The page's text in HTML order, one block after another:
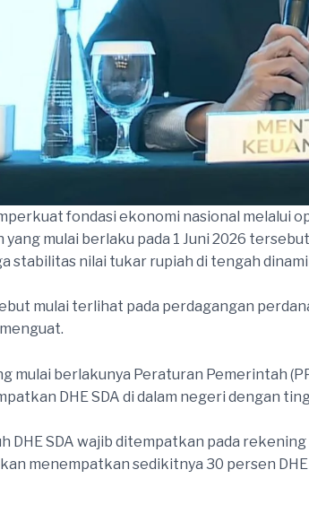
fondasi ekonomi nasional melalui
yang mulai berlaku pada 1 Juni 2026
stabilitas nilai tukar rupiah di tengah
mulai terlihat pada perdagangan
mulai berlakunya Peraturan Pemerintah
DHE SDA di dalam negeri dengan
DHE SDA wajib ditempatkan pada
menempatkan sedikitnya 30 persen